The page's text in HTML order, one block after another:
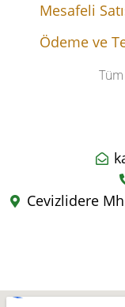
Mesafeli
Ödeme ve
Cevizlidere